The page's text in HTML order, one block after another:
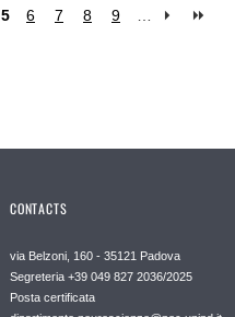
5 6 7 8 9
CONTACTS
via Belzoni, 160 - 35121 Padova
Segreteria +39 049 827 2036/2025
Posta certificata